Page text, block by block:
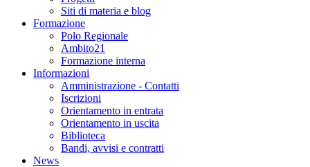
Siti di materia e blog
Formazione
Polo Regionale
Ambito21
Formazione interna
Informazioni
Amministrazione - Contatti
Iscrizioni
Orientamento in entrata
Orientamento in uscita
Biblioteca
Bandi, avvisi e contratti
News